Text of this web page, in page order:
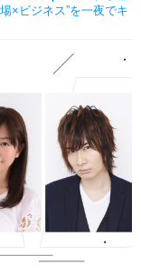
×ビジネス”を一夜でキ